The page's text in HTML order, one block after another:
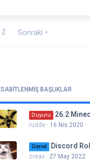
2 Sonraki
SABITLENMIŞ BAŞLIKLAR
Duyuru 26.2
rudde 16 Nis 2020
Genel Discord
creax 27 May 2022